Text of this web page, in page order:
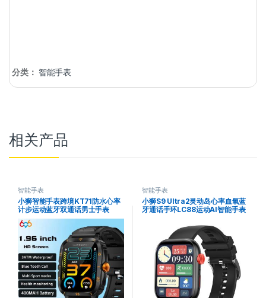
分类： 智能手表
相关产品
智能手表
小狮智能手表跨境KT71防水心率
计步运动蓝牙双通话男士手表
智能手表
小狮S9 Ultra2灵动岛心率血氧蓝
牙通话手环LC88运动AI智能手表